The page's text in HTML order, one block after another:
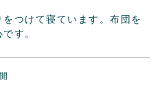
つけて寝ています。布団を
す。